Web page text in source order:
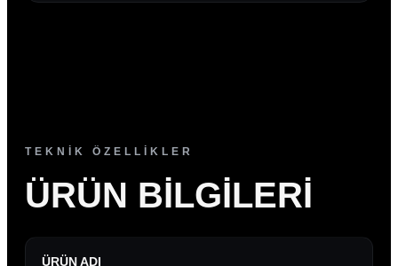
TEKNİK ÖZELLİKLER
ÜRÜN BILGILERI
ÜRÜN ADI